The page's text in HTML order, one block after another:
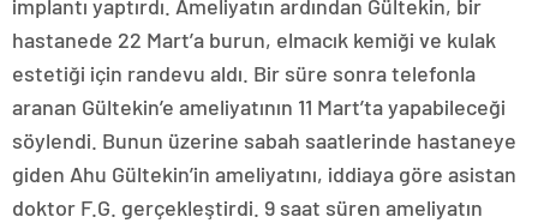
implantı yaptırdı. Ameliyatın ardından Gültekin, bir
hastanede 22 Mart’a burun, elmacık kemiği ve kulak
estetiği için randevu aldı. Bir süre sonra telefonla
aranan Gültekin’e ameliyatının 11 Mart’ta yapabileceği
söylendi. Bunun üzerine sabah saatlerinde hastaneye
giden Ahu Gültekin’in ameliyatını, iddiaya göre asistan
doktor F.G. gerçekleştirdi. 9 saat süren ameliyatın